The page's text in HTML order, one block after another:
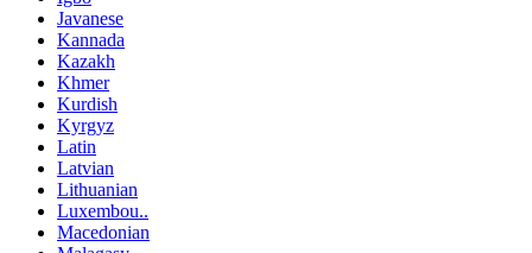
Javanese
Kannada
Kazakh
Khmer
Kurdish
Kyrgyz
Latin
Latvian
Lithuanian
Luxembou..
Macedonian